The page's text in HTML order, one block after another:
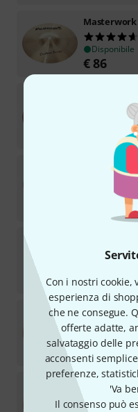
Con i nostri
esperienza di
che ne consegue.
offerte adatte,
salvataggio delle
acconsenti
preferenze,
'Va
Il consenso può
Masterwork
Disponibile
€ 86
Disponibile
Masterwork
Disponibile
€218
Masterwork
Disponibile
€191
Masterwork